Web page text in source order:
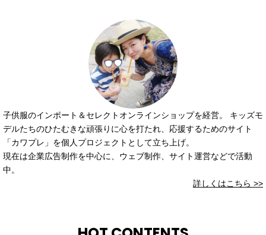
子供服のインポート＆セレクトオンラインショップを経営。 キッズモ
デルたちのひたむきな頑張りに心を打たれ、応援するためのサイト
「カワプレ」を個人プロジェクトとして立ち上げ。
現在は企業広告制作を中心に、ウェブ制作、サイト運営などで活動
中。
詳しくはこちら >>